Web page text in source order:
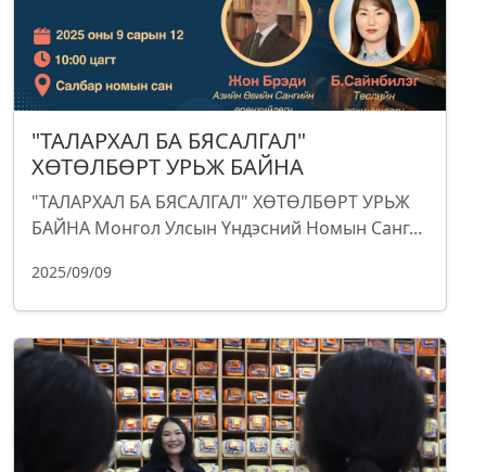
"ТАЛАРХАЛ БА БЯСАЛГАЛ"
ХӨТӨЛБӨРТ УРЬЖ БАЙНА
"ТАЛАРХАЛ БА БЯСАЛГАЛ" ХӨТӨЛБӨРТ УРЬЖ
БАЙНА Монгол Улсын Үндэсний Номын Санг...
2025/09/09